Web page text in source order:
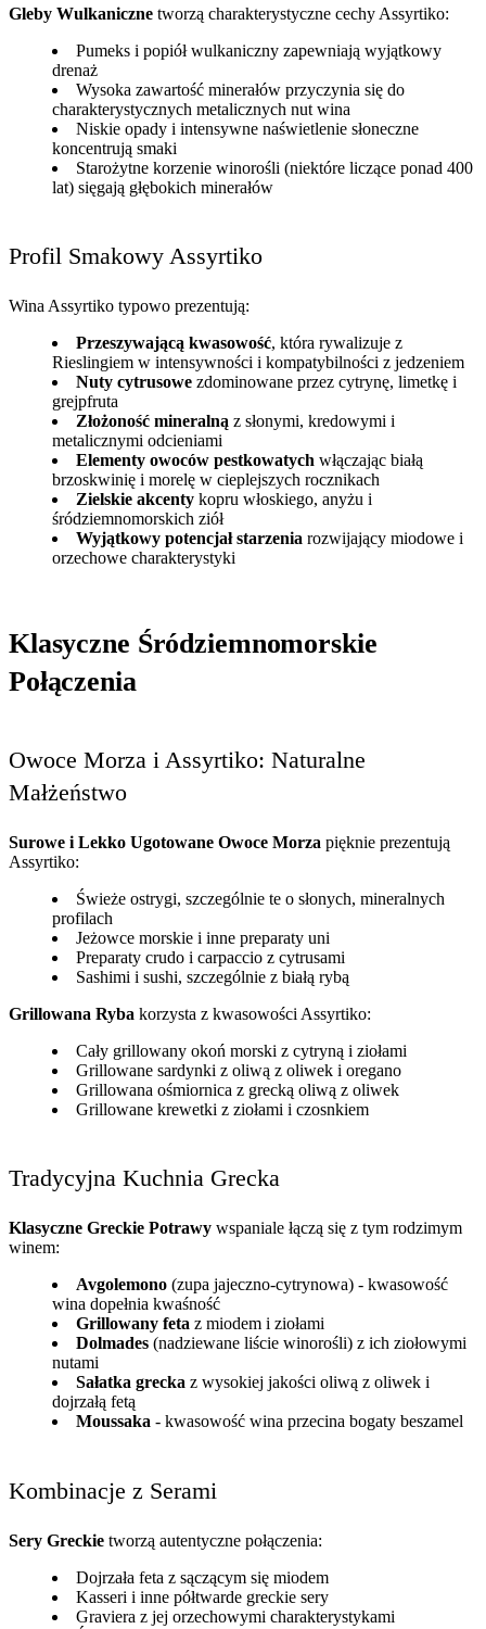
Gleby Wulkaniczne tworzą charakterystyczne cechy Assyrtiko:
Pumeks i popiół wulkaniczny zapewniają wyjątkowy
drenaż
Wysoka zawartość minerałów przyczynia się do
charakterystycznych metalicznych nut wina
Niskie opady i intensywne naświetlenie słoneczne
koncentrują smaki
Starożytne korzenie winorośli (niektóre liczące ponad 400
lat) sięgają głębokich minerałów
Profil Smakowy Assyrtiko
Wina Assyrtiko typowo prezentują:
Przeszywającą kwasowość, która rywalizuje z
Rieslingiem w intensywności i kompatybilności z jedzeniem
Nuty cytrusowe zdominowane przez cytrynę, limetkę i
grejpfruta
Złożoność mineralną z słonymi, kredowymi i
metalicznymi odcieniami
Elementy owoców pestkowatych włączając białą
brzoskwinię i morelę w cieplejszych rocznikach
Zielskie akcenty kopru włoskiego, anyżu i
śródziemnomorskich ziół
Wyjątkowy potencjał starzenia rozwijający miodowe i
orzechowe charakterystyki
Klasyczne Śródziemnomorskie
Połączenia
Owoce Morza i Assyrtiko: Naturalne
Małżeństwo
Surowe i Lekko Ugotowane Owoce Morza pięknie prezentują
Assyrtiko:
Świeże ostrygi, szczególnie te o słonych, mineralnych
profilach
Jeżowce morskie i inne preparaty uni
Preparaty crudo i carpaccio z cytrusami
Sashimi i sushi, szczególnie z białą rybą
Grillowana Ryba korzysta z kwasowości Assyrtiko:
Cały grillowany okoń morski z cytryną i ziołami
Grillowane sardynki z oliwą z oliwek i oregano
Grillowana ośmiornica z grecką oliwą z oliwek
Grillowane krewetki z ziołami i czosnkiem
Tradycyjna Kuchnia Grecka
Klasyczne Greckie Potrawy wspaniale łączą się z tym rodzimym
winem:
Avgolemono (zupa jajeczno-cytrynowa) - kwasowość
wina dopełnia kwaśność
Grillowany feta z miodem i ziołami
Dolmades (nadziewane liście winorośli) z ich ziołowymi
nutami
Sałatka grecka z wysokiej jakości oliwą z oliwek i
dojrzałą fetą
Moussaka - kwasowość wina przecina bogaty beszamel
Kombinacje z Serami
Sery Greckie tworzą autentyczne połączenia:
Dojrzała feta z sączącym się miodem
Kasseri i inne półtwarde greckie sery
Graviera z jej orzechowymi charakterystykami